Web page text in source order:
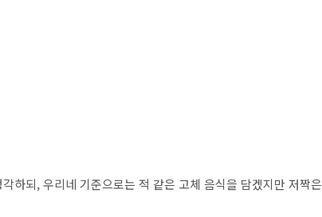
하되, 우리네 기준으로는 적 같은 고체 음식을 담겠지만 저짝은